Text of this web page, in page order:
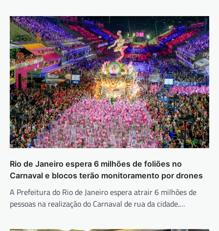
Rio de Janeiro espera 6 milhões de foliões no
Carnaval e blocos terão monitoramento por drones
A Prefeitura do Rio de Janeiro espera atrair 6 milhões de
pessoas na realização do Carnaval de rua da cidade.…